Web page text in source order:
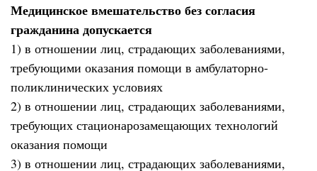
Медицинское вмешательство без согласия
гражданина допускается
1) в отношении лиц, страдающих заболеваниями,
требующими оказания помощи в амбулаторно-
поликлинических условиях
2) в отношении лиц, страдающих заболеваниями,
требующих стационарозамещающих технологий
оказания помощи
3) в отношении лиц, страдающих заболеваниями,